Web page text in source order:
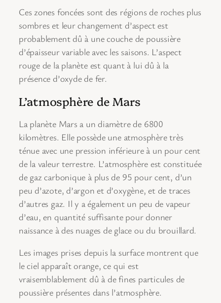
Ces zones foncées sont des régions de roches plus
sombres et leur changement d’aspect est
probablement dû à une couche de poussière
d’épaisseur variable avec les saisons. L’aspect
rouge de la planète est quant à lui dû à la
présence d’oxyde de fer.
L’atmosphère de Mars
La planète Mars a un diamètre de 6800
kilomètres. Elle possède une atmosphère très
ténue avec une pression inférieure à un pour cent
de la valeur terrestre. L’atmosphère est constituée
de gaz carbonique à plus de 95 pour cent, d’un
peu d’azote, d’argon et d’oxygène, et de traces
d’autres gaz. Il y a également un peu de vapeur
d’eau, en quantité suffisante pour donner
naissance à des nuages de glace ou du brouillard.
Les images prises depuis la surface montrent que
le ciel apparaît orange, ce qui est
vraisemblablement dû à de fines particules de
poussière présentes dans l’atmosphère.